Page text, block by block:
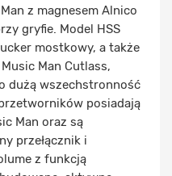
z magnesem Alnico
gryfie. Model HSS
mostkowy, a także
Man Cutlass,
dużą wszechstronność
posiadają
Man oraz są
przełącznik i
z funkcją